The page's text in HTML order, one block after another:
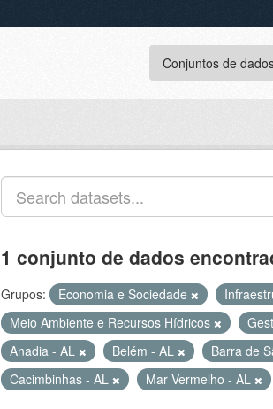
Conjuntos de
1 conjunto de dados
Grupos: Economia e Sociedade
Meio Ambiente e Recursos Hídricos
Anadia - AL
Belém - AL Barra de
Cacimbinhas - AL
Mar Vermelho - AL